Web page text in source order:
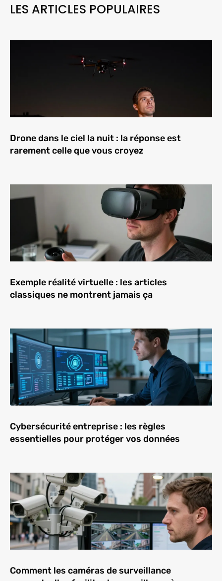
LES ARTICLES POPULAIRES
Drone dans le ciel la nuit : la réponse est
rarement celle que vous croyez
Exemple réalité virtuelle : les articles
classiques ne montrent jamais ça
Cybersécurité entreprise : les règles
essentielles pour protéger vos données
Comment les caméras de surveillance